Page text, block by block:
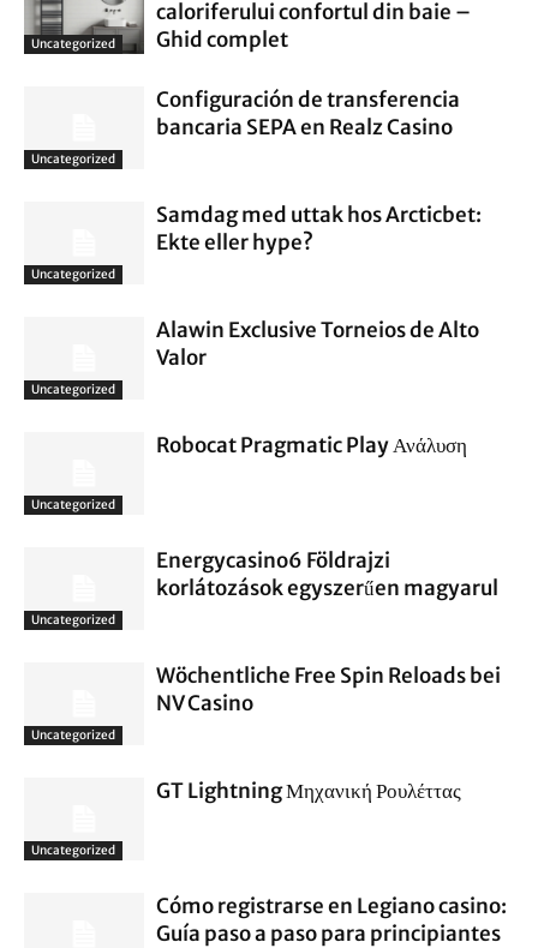
Uncategorized
caloriferului confortul din baie –
Ghid complet
Uncategorized
Configuración de transferencia
bancaria SEPA en Realz Casino
Uncategorized
Samdag med uttak hos Arcticbet:
Ekte eller hype?
Uncategorized
Alawin Exclusive Torneios de Alto
Valor
Uncategorized
Robocat Pragmatic Play Ανάλυση
Uncategorized
Energycasino6 Földrajzi
korlátozások egyszerűen magyarul
Uncategorized
Wöchentliche Free Spin Reloads bei
NV Casino
Uncategorized
GT Lightning Μηχανική Ρουλέττας
Cómo registrarse en Legiano casino:
Guía paso a paso para principiantes